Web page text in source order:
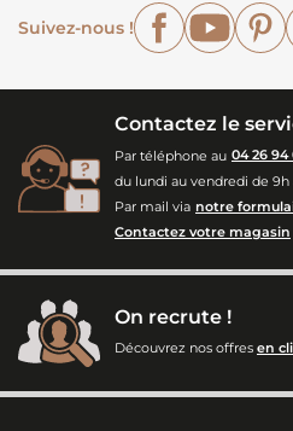
Suivez-nous !
Facebook
Contactez le
Par téléphone au 04 26 94
du lundi au vendredi de 9h
Par mail via notre
Contactez votre magasin
On recrute !
Découvrez nos offres en